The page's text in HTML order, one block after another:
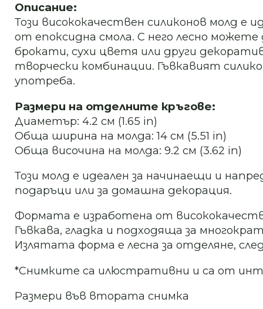
Описание:
Този висококачествен силиконов молд е
от епоксидна смола. С него лесно
брокати, сухи цветя или други
творчески комбинации. Гъвкавият
употреба.
Размери на отделните кръгове:
Диаметър: 4.2 см (1.65 in)
Обща ширина на молда: 14 см (5.51 in)
Обща височина на молда: 9.2 см (3.62 in)
Този молд е идеален за начинаещи и
подаръци или за домашна декорация.
Формата е изработена от
Гъвкава, гладка и подходяща за
Излятата форма е лесна за отделяне,
*Снимките са илюстративни и са от
Размери във втората снимка